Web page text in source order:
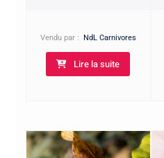
Vendu par : NdL Carnivores
Lire la suite